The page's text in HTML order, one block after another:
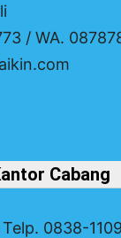
/ WA.
Cabang
Telp. 0838-